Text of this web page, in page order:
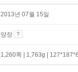
2013년 07월 15일
양장
1,260쪽 | 1,763g |